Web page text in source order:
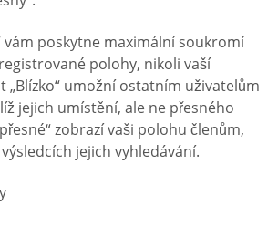
vám poskytne maximální soukromí
polohy, nikoli vaší
„Blízko“ umožní ostatním uživatelům
jejich umístění, ale ne přesného
zobrazí vaši polohu členům,
jejich vyhledávání.